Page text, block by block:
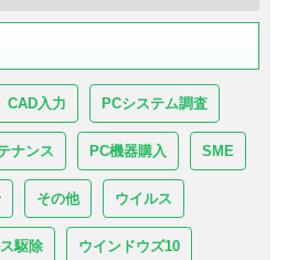
CAD入力 PCシステム調査
ナンス PC機器購入 SME
その他 ウイルス
駆除 ウインドウズ10